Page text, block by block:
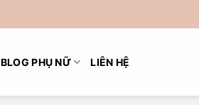
BLOG PHỤ NỮ LIÊN HỆ